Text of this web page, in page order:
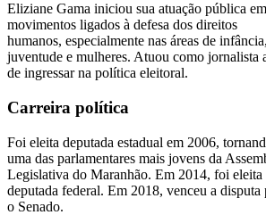
Eliziane Gama iniciou sua atuação pública em
movimentos ligados à defesa dos direitos
humanos, especialmente nas áreas de infância,
juventude e mulheres. Atuou como jornalista
de ingressar na política eleitoral.
Carreira política
Foi eleita deputada estadual em 2006,
uma das parlamentares mais jovens da
Legislativa do Maranhão. Em 2014, foi eleita
deputada federal. Em 2018, venceu a disputa
o Senado.